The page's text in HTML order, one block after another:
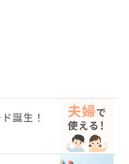
誕生！